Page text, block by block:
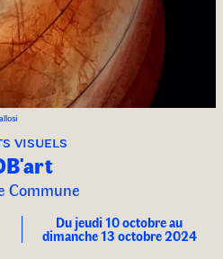
visuels
Commune
Du jeudi 10 octobre au
dimanche 13 octobre 2024